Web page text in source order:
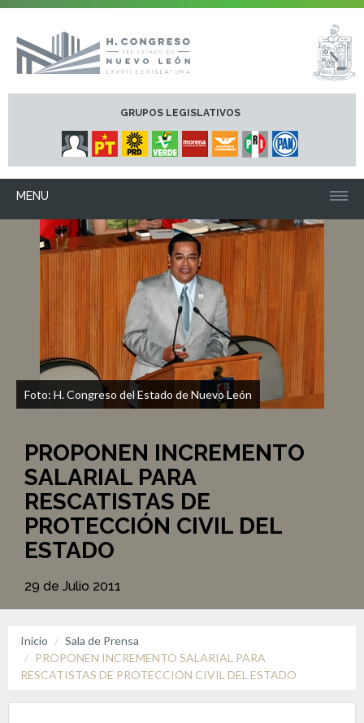
GRUPOS LEGISLATIVOS
MENU
Foto: H. Congreso del Estado de Nuevo León
PROPONEN INCREMENTO
SALARIAL PARA
RESCATISTAS DE
PROTECCIÓN CIVIL DEL
ESTADO
29 de Julio 2011
Inicio
Sala de Prensa
PROPONEN INCREMENTO SALARIAL PARA
RESCATISTAS DE PROTECCIÓN CIVIL DEL ESTADO